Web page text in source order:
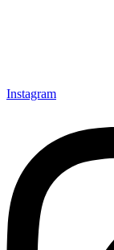
Instagram